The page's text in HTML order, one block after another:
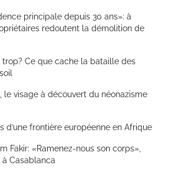
principale depuis 30 ans»: à
redoutent la démolition de
trop? Ce que cache la bataille des
le visage à découvert du néonazisme
d’une frontière européenne en Afrique
Fakir: «Ramenez-nous son corps»,
Casablanca